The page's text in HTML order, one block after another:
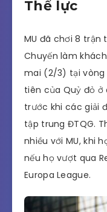
Thể lực
MU đã chơi 8 trận
Chuyến làm
mai (2/3) tại vòng
tiên của Quỷ đỏ ở
trước khi các giải
tập trung ĐTQG.
nhiều với MU, khi
nếu họ vượt qua
Europa League.